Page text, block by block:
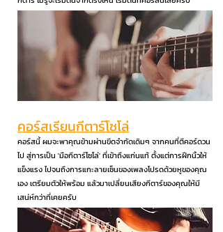
คอร์สเรียนกีตาร์โซโล่
คอร์สนี้ ผมจะพาคุณข้ามผ่านขีดจำกัดเดิมๆ จากคนที่ตีคอร์ดวน
ไป สู่การเป็น 'มือกีตาร์โซโล่' ที่เข้าถึงแก่นแท้ ตั้งแต่การฝึกนิ้วให้
แข็งแรง ไปจนถึงการแกะลายเซ็นของเพลงโปรดด้วยหูของคุณ
เอง เตรียมตัวให้พร้อม แล้วมาเปลี่ยนเสียงกีตาร์ของคุณให้มี
เสน่ห์กว่าที่เคยครับ